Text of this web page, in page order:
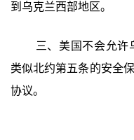
到乌克兰西部地区。
三、美国不会允许
类似北约第五条的安全
协议。